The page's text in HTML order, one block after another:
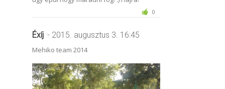
0
Éxíj - 2015. augusztus 3. 16:45
Mehiko team 2014